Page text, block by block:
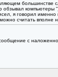
большинстве
компьютеры
я говорил
считать
с